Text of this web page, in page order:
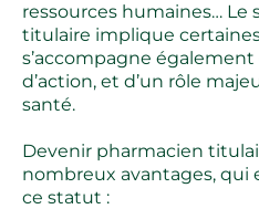
ressources humaines…
titulaire implique
s’accompagne
d’action, et d’un rôle
santé.
Devenir pharmacien
nombreux avantages, qui
ce statut :